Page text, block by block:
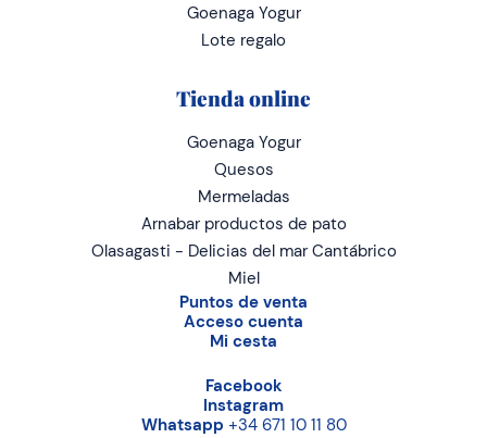
Goenaga Yogur
Lote regalo
Tienda online
Goenaga Yogur
Quesos
Mermeladas
Arnabar productos de pato
Olasagasti - Delicias del mar Cantábrico
Miel
Puntos de venta
Acceso cuenta
Mi cesta
Facebook
Instagram
Whatsapp +34 671 10 11 80